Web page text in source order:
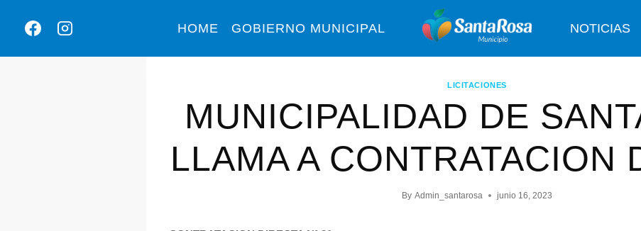
HOME GOBIERNO MUNICIPAL NOTICIAS
LICITACIONES
MUNICIPALIDAD DE
LLAMA A CONTRATACION
By Admin_santarosa junio 16, 2023